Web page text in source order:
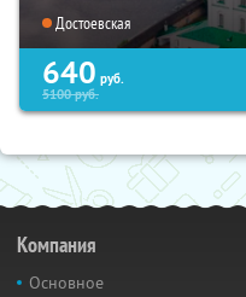
Достоевская
640 руб.
5100руб.
Компания
Основное